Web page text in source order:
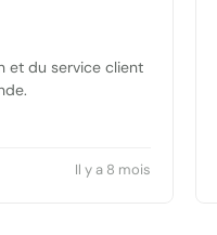
et du service client
Il y a 8 mois